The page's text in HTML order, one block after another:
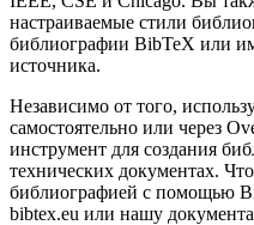
настраиваемые стили
библиографии BibTeX или
источника.
Независимо от того,
самостоятельно или через
инструмент для создания
технических документах.
библиографией с помощью
bibtex.eu или нашу